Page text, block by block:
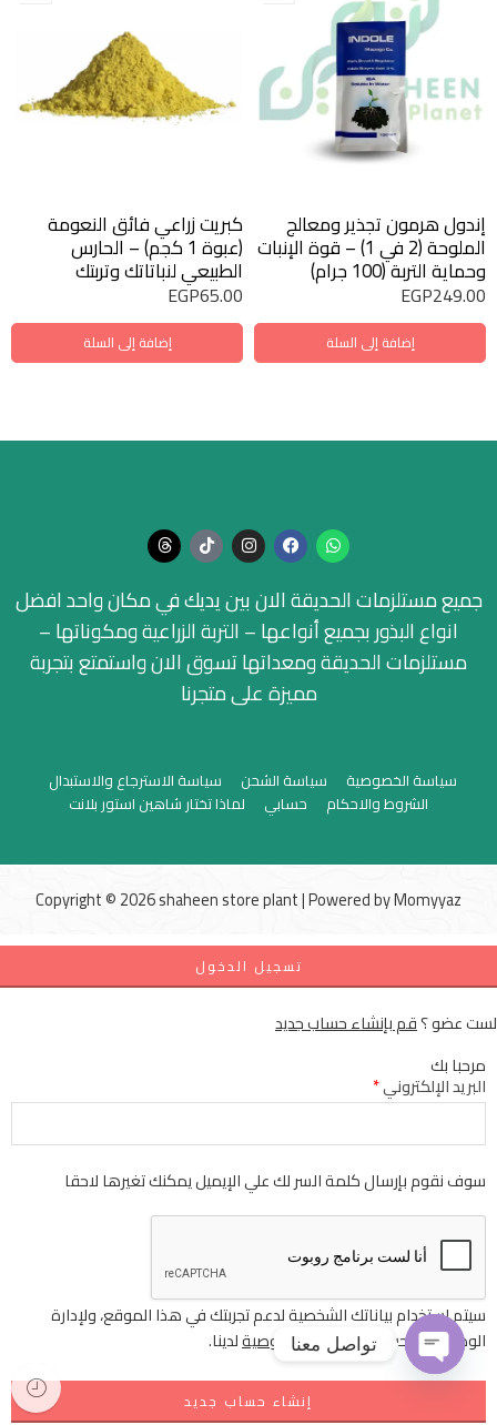
إندول هرمون تجذير ومعالج
الملوحة (2 في 1) – قوة الإنبات
وحماية التربة (100 جرام)
EGP249.00
إضافة إلى السلة
كبريت زراعي فائق النعومة
(عبوة 1 كجم) – الحارس
الطبيعي لنباتاتك وتربتك
EGP65.00
إضافة إلى السلة
جميع مستلزمات الحديقة الان بين يديك في مكان واحد افضل
انواع البذور بجميع أنواعها – التربة الزراعية ومكوناتها –
مستلزمات الحديقة ومعداتها تسوق الان واستمتع بتجربة
مميزة على متجرنا
سياسة الخصوصية سياسة الشحن
سياسة الاسترجاع والاستبدال
الشروط والاحكام
حسابي لماذا تختار شاهين استور بلانت
Copyright © 2026 shaheen store plant | Powered byMomyyaz
تسجيل الدخول
لست عضو ؟قم بإنشاء حساب جديد
مرحبا بك
البريد الإلكتروني*
سوف نقوم بإرسال كلمة السر لك علي الإيميل يمكنك تغيرها لاحقا
سيتم استخدام بياناتك الشخصية لدعم تجربتك في هذا الموقع، ولإدارة
الوصول إلى حسابكسياسة الخصوصيةلدينا.
إنشاء حساب جديد
تواصل معنا
CHATY